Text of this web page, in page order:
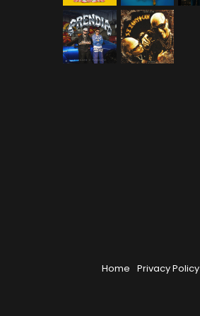
Home Privacy Policy